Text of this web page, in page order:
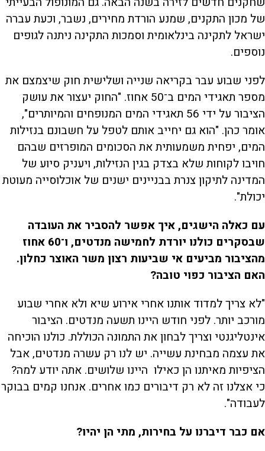
של מכון התקנים, שמנע הורדת מחירים, נשבר, וכעת עברה
ישראל לתקינה בינלאומית וסמכות התקינה ניתנה לגופים
נוספים.
לפני שבוע עבר בקריאה שנייה ושלישית חוק שיצמצם את
מספר תאגידי המים ב־50 אחוז. "החוק יעצור את עושק
הציבור על ידי 56 תאגידי המים המנופחים והמיותרים",
אומר כהן. "הוא גם יחייב אותם לטפל על חשבונם בנזילות
המים, יפחית משמעותית את הסכומים המופרזים שבהם
חויבו לקוחות שלא בצדק בגין הנזילות, ויעניק סיוע של
המדינה לתיקון צנרת בבניינים ישנים של אוכלוסייה מעוטת
יכולת".
עם כאלה הישגים, איך אפשר להסביר את העובדה
שבסקרים כולנו יורדת לחמישה מנדטים, ו־60 אחוז
מהציבור מביעים אי שביעות רצון משר האוצר כחלון.
האם הציבור כפוי טובה?
"לא צריך למדוד אותנו אחרי אירוע שיא ולא אחרי שבוע
מורכב יותר. לפני חודש היינו תשעה מנדטים. הציבור
אינטליגנטי וצריך לבחון את התמונה הכוללת. כולנו הוכיחה
את עצמה מבחינת עשייה. יש לנו רק עשרה מנדטים, אבל
הציפיות מאיתנו הן כאילו היינו שלושים. אתה יודע למה?
כי אצלנו זה לא רק דיבורים כמו אחרים. אנחנו קמים בבוקר
לעבודה".
אם כבר דיברנו על בחירות, מתי הן יהיו?